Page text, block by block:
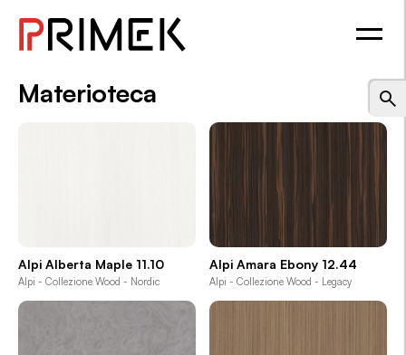
Materioteca
Alpi Alberta Maple 11.10
Alpi - Collezione Wood - Nordic
Alpi Amara Ebony 12.44
Alpi - Collezione Wood - Legacy